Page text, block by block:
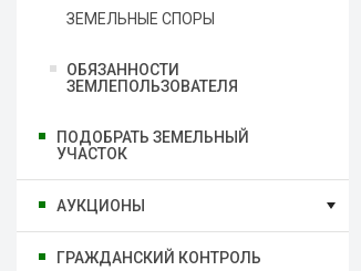
ЗЕМЕЛЬНЫЕ СПОРЫ
ОБЯЗАННОСТИ
ЗЕМЛЕПОЛЬЗОВАТЕЛЯ
ПОДОБРАТЬ ЗЕМЕЛЬНЫЙ
УЧАСТОК
АУКЦИОНЫ
ГРАЖДАНСКИЙ КОНТРОЛЬ